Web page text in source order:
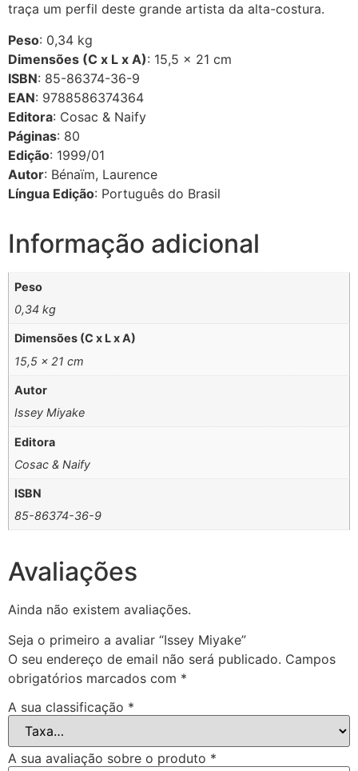
traça um perfil deste grande artista da alta-costura.
Peso: 0,34 kg
Dimensões (C x L x A): 15,5 × 21 cm
ISBN: 85-86374-36-9
EAN: 9788586374364
Editora: Cosac & Naify
Páginas: 80
Edição: 1999/01
Autor: Bénaïm, Laurence
Língua Edição: Português do Brasil
Informação adicional
Peso
0,34 kg
Dimensões (C x L x A)
15,5 × 21 cm
Autor
Issey Miyake
Editora
Cosac & Naify
ISBN
85-86374-36-9
Avaliações
Ainda não existem avaliações.
Seja o primeiro a avaliar “Issey Miyake”
O seu endereço de email não será publicado. Campos
obrigatórios marcados com *
A sua classificação *
A sua avaliação sobre o produto *